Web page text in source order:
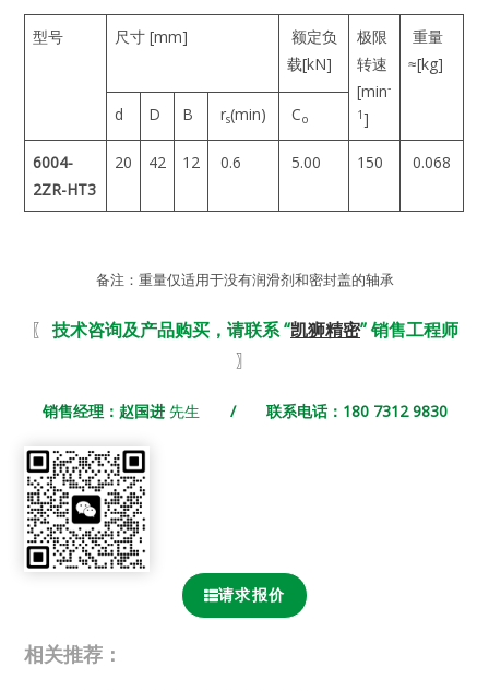
型号 尺寸 [mm]
额定负
载[kN]
极限
转速
[min-
1]
重量
≈[kg]
d D B rs(min) Co
6004-
2ZR-HT3
20 42 12 0.6 5.00 150 0.068
备注：重量仅适用于没有润滑剂和密封盖的轴承
〖 技术咨询及产品购买，请联系 “凯狮精密” 销售工程师
〗
销售经理：赵国进 先生 / 联系电话：180 7312 9830
请求报价
相关推荐：